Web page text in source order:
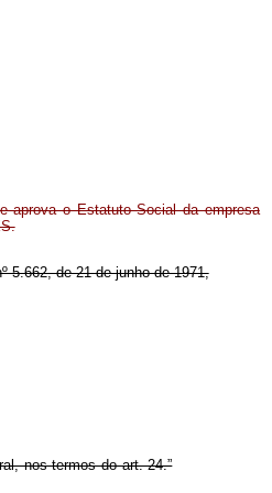
aprova o Estatuto Social da empresa
5.662, de 21 de junho de 1971,
nos termos do art. 24.”